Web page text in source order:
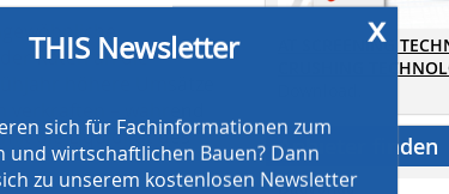
Raten an die
höhere Umsätze
– während
die Liquidität des
x
THIS Newsletter
sich für Fachinformationen zum
und wirtschaftlichen Bauen? Dann
zu unserem kostenlosen Newsletter
AT SCREENING
CRUSHING
Anbieter finden